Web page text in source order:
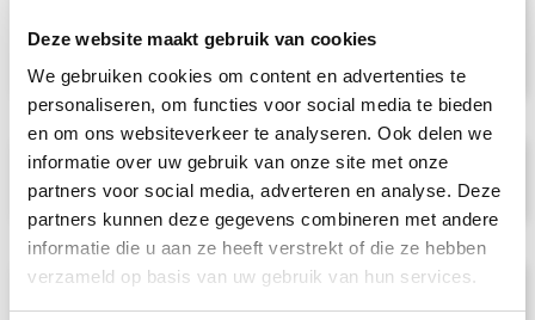
Deze website maakt gebruik van cookies
We gebruiken cookies om content en advertenties te
personaliseren, om functies voor social media te bieden
en om ons websiteverkeer te analyseren. Ook delen we
informatie over uw gebruik van onze site met onze
partners voor social media, adverteren en analyse. Deze
partners kunnen deze gegevens combineren met andere
informatie die u aan ze heeft verstrekt of die ze hebben
verzameld op basis van uw gebruik van hun services.
intensief wassen en heeft een anti-pilling
Specificaties
Prijsspecificaties